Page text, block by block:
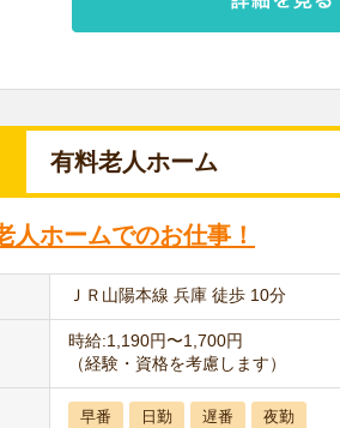
有料老人ホーム
人ホームでのお仕事！
ＪＲ山陽本線 兵庫 徒歩 10分
時給:1,190円〜1,700円
（経験・資格を考慮します）
早番 日勤 遅番 夜勤